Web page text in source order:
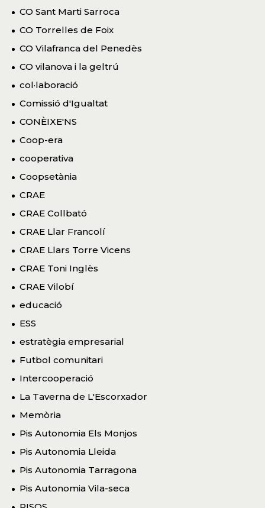
CO Sant Marti Sarroca
CO Torrelles de Foix
CO Vilafranca del Penedès
CO vilanova i la geltrú
col·laboració
Comissió d'Igualtat
CONÈIXE'NS
Coop-era
cooperativa
Coopsetània
CRAE
CRAE Collbató
CRAE Llar Francolí
CRAE Llars Torre Vicens
CRAE Toni Inglès
CRAE Vilobí
educació
ESS
estratègia empresarial
Futbol comunitari
Intercooperació
La Taverna de L'Escorxador
Memòria
Pis Autonomia Els Monjos
Pis Autonomia Lleida
Pis Autonomia Tarragona
Pis Autonomia Vila-seca